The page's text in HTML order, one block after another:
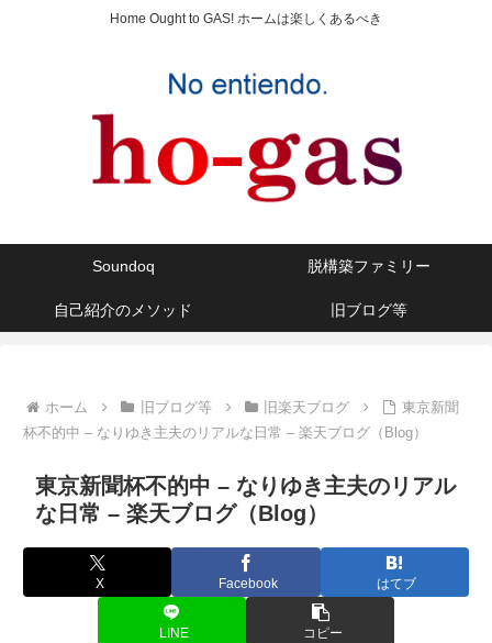
Home Ought to GAS! ホームは楽しくあるべき
Soundoq 脱構築ファミリー
自己紹介のメソッド 旧ブログ等
ホーム 旧ブログ等 旧楽天ブログ
東京新聞
杯不的中 – なりゆき主夫のリアルな日常 – 楽天ブログ（Blog）
東京新聞杯不的中 – なりゆき主夫のリアル
な日常 – 楽天ブログ（Blog）
X Facebook はてブ
LINE コピー